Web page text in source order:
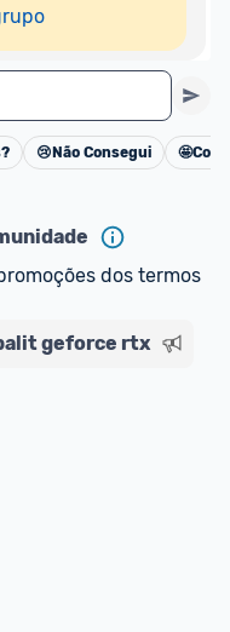
Cancelar
😢 Não Consegui 🤩
dos termos
geforce rtx